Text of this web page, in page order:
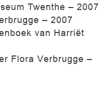
Twenthe – 2007
– 2007
van Harriët
Flora Verbrugge –